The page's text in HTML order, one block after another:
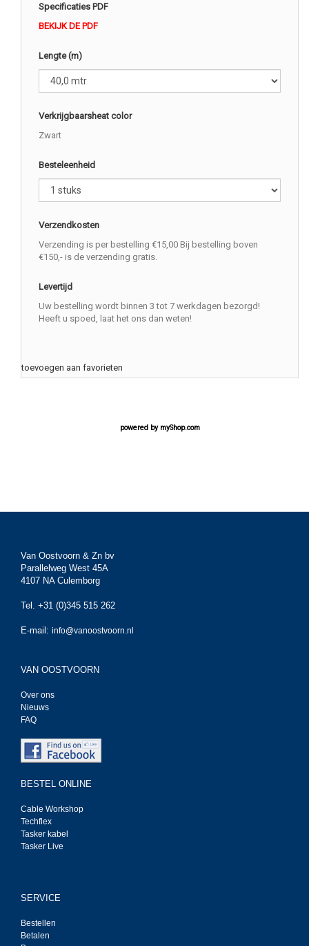
Specificaties PDF
BEKIJK DE PDF
Lengte (m)
Verkrijgbaarsheat color
Zwart
Besteleenheid
Verzendkosten
Verzending is per bestelling €15,00 Bij bestelling boven
€150,- is de verzending gratis.
Levertijd
Uw bestelling wordt binnen 3 tot 7 werkdagen bezorgd!
Heeft u spoed, laat het ons dan weten!
toevoegen aan favorieten
powered by myShop.com
Van Oostvoorn & Zn bv
Parallelweg West 45A
4107 NA Culemborg
Tel. +31 (0)345 515 262
E-mail: info@vanoostvoorn.nl
VAN OOSTVOORN
Over ons
Nieuws
FAQ
BESTEL ONLINE
Cable Workshop
Techflex
Tasker kabel
Tasker Live
SERVICE
Bestellen
Betalen